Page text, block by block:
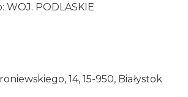
PODLASKIE
14, 15-950, Białystok